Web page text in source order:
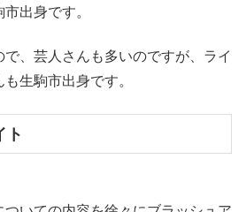
出身です。
、芸人さんも多いのですが、ライ
生駒市出身です。
ト